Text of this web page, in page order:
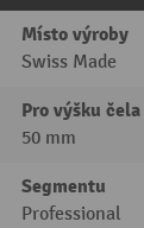
Místo výroby
Swiss Made
Pro výšku čela
50 mm
Segmentu
Professional